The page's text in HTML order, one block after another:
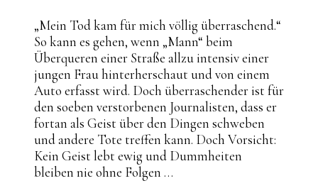
„Mein Tod kam für mich völlig überraschend.“
So kann es gehen, wenn „Mann“ beim
Überqueren einer Straße allzu intensiv einer
jungen Frau hinterherschaut und von einem
Auto erfasst wird. Doch überraschender ist für
den soeben verstorbenen Journalisten, dass er
fortan als Geist über den Dingen schweben
und andere Tote treffen kann. Doch Vorsicht:
Kein Geist lebt ewig und Dummheiten
bleiben nie ohne Folgen …